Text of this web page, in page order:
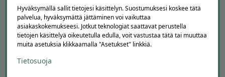
Tietoa meistä
Ajankohtaista
Tilaa uutiskirje
Avoimet työpaikat
Hyväksymällä sallit tietojesi käsittelyn. Suostumuksesi koskee tätä
palvelua, hyväksymättä jättäminen voi vaikuttaa
asiakaskokemukseesi. Jotkut teknologiat saattavat perustella
tietojen käsittelyä oikeutetulla edulla, voit vastustaa tätä tai muuttaa
muita asetuksia klikkaamalla "Asetukset" linkkiä.
Tietosuoja